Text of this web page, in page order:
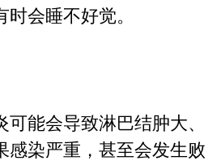
会睡不好觉。
能会导致淋巴结肿大、
感染严重，甚至会发生败